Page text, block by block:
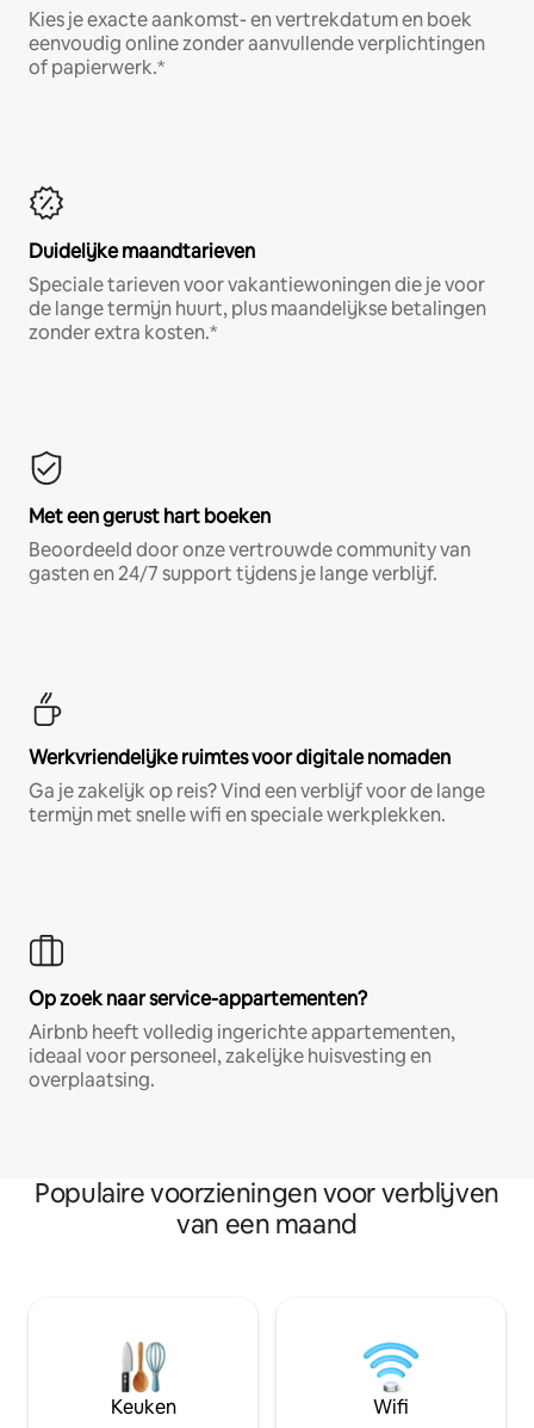
Kies je exacte aankomst- en vertrekdatum en boek
eenvoudig online zonder aanvullende verplichtingen
of papierwerk.*
Duidelijke maandtarieven
Speciale tarieven voor vakantiewoningen die je voor
de lange termijn huurt, plus maandelijkse betalingen
zonder extra kosten.*
Met een gerust hart boeken
Beoordeeld door onze vertrouwde community van
gasten en 24/7 support tijdens je lange verblijf.
Werkvriendelijke ruimtes voor digitale nomaden
Ga je zakelijk op reis? Vind een verblijf voor de lange
termijn met snelle wifi en speciale werkplekken.
Op zoek naar service-appartementen?
Airbnb heeft volledig ingerichte appartementen,
ideaal voor personeel, zakelijke huisvesting en
overplaatsing.
Populaire voorzieningen voor verblijven
van een maand
Keuken Wifi